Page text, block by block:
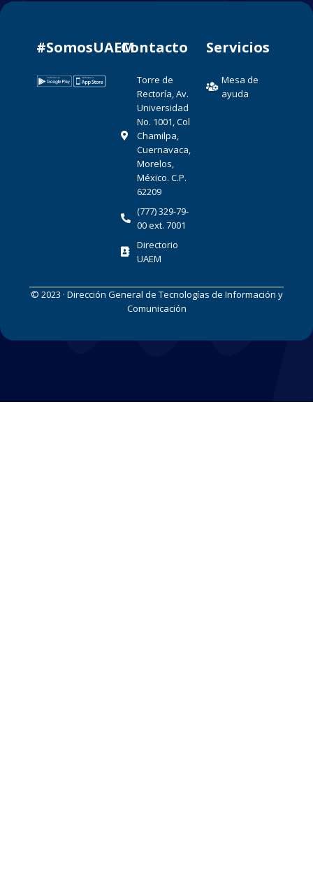
#SomosUAEMContacto​
Torre de
Rectoría, Av.
Universidad
No. 1001, Col
Chamilpa,
Cuernavaca,
Morelos,
México. C.P.
62209
(777) 329-79-
00 ext. 7001
Directorio
UAEM
Servicios
Mesa de
ayuda
© 2023 · Dirección General de Tecnologías de Información y
Comunicación